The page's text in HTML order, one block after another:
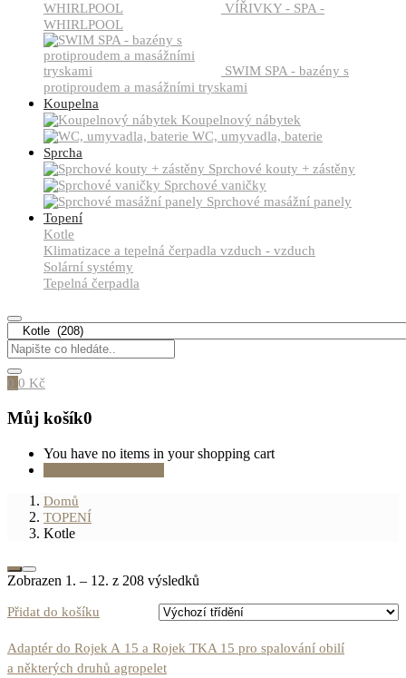
VÍŘIVKY - SPA -
WHIRLPOOL
SWIM SPA - bazény s
protiproudem a masážními tryskami
Koupelna
Koupelnový nábytek
WC, umyvadla, baterie
Sprcha
Sprchové kouty + zástěny
Sprchové vaničky
Sprchové masážní panely
Topení
Kotle
Klimatizace a tepelná čerpadla vzduch - vzduch
Solární systémy
Tepelná čerpadla
0 0 Kč
Můj košík0
You have no items in your shopping cart
Domů
TOPENÍ
Kotle
Zobrazen 1. – 12. z 208 výsledků
Přidat do košíku
Adaptér do Rojek A 15 a Rojek TKA 15 pro spalování obilí
a některých druhů agropelet